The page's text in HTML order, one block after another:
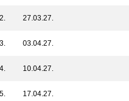
27.03.27.
03.04.27.
10.04.27.
17.04.27.